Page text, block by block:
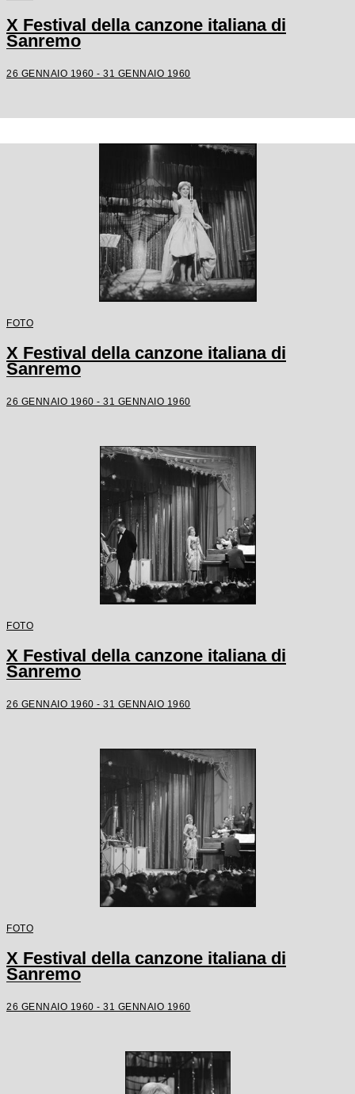
X Festival della canzone italiana di
Sanremo
26 GENNAIO 1960 - 31 GENNAIO 1960
FOTO
X Festival della canzone italiana di
Sanremo
26 GENNAIO 1960 - 31 GENNAIO 1960
FOTO
X Festival della canzone italiana di
Sanremo
26 GENNAIO 1960 - 31 GENNAIO 1960
FOTO
X Festival della canzone italiana di
Sanremo
26 GENNAIO 1960 - 31 GENNAIO 1960